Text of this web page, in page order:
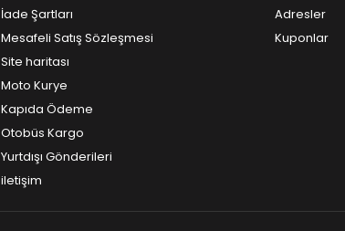
İade Şartları
Mesafeli Satış Sözleşmesi
Site haritası
Moto Kurye
Kapıda Ödeme
Otobüs Kargo
Yurtdışı Gönderileri
iletişim
Adresler
Kuponlar